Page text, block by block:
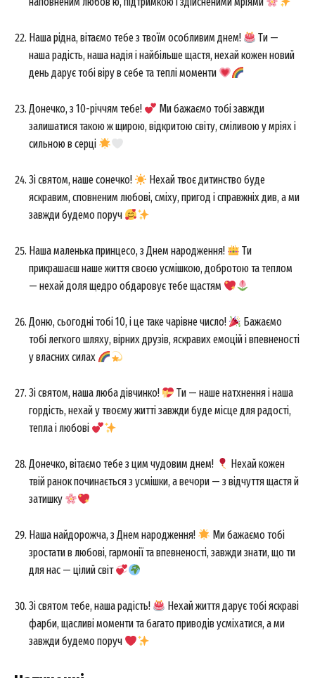
Наша рідна, вітаємо тебе з твоїм особливим днем!
Ти —
наша радість, наша надія і найбільше щастя, нехай кожен новий
день дарує тобі віру в себе та теплі моменти
Донечко, з 10-річчям тебе!
Ми бажаємо тобі завжди
залишатися такою ж щирою, відкритою світу, сміливою у мріях і
сильною в серці
Зі святом, наше сонечко!
Нехай твоє дитинство буде
яскравим, сповненим любові, сміху, пригод і справжніх див, а ми
завжди будемо поруч
Наша маленька принцесо, з Днем народження!
Ти
прикрашаєш наше життя своєю усмішкою, добротою та теплом
— нехай доля щедро обдаровує тебе щастям
Доню, сьогодні тобі 10, і це таке чарівне число!
Бажаємо
тобі легкого шляху, вірних друзів, яскравих емоцій і впевненості
у власних силах
Зі святом, наша люба дівчинко!
Ти — наше натхнення і наша
гордість, нехай у твоєму житті завжди буде місце для радості,
тепла і любові
Донечко, вітаємо тебе з цим чудовим днем!
Нехай кожен
твій ранок починається з усмішки, а вечори — з відчуття щастя й
затишку
Наша найдорожча, з Днем народження!
Ми бажаємо тобі
зростати в любові, гармонії та впевненості, завжди знати, що ти
для нас — цілий світ
Зі святом тебе, наша радість!
Нехай життя дарує тобі яскраві
фарби, щасливі моменти та багато приводів усміхатися, а ми
завжди будемо поруч